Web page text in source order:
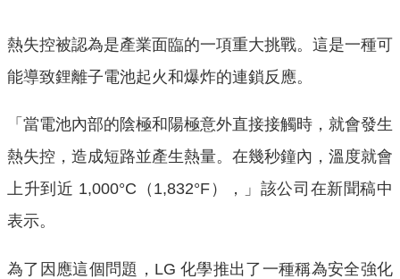
熱失控被認為是產業面臨的一項重大挑戰。這是一種可
能導致鋰離子電池起火和爆炸的連鎖反應。
「當電池內部的陰極和陽極意外直接接觸時，就會發生
熱失控，造成短路並產生熱量。在幾秒鐘內，溫度就會
上升到近 1,000°C（1,832°F），」該公司在新聞稿中
表示。
為了因應這個問題，LG 化學推出了一種稱為安全強化